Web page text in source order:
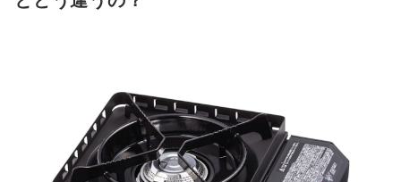
田丸大暉（Hiroki Tamaru）のプロフィール